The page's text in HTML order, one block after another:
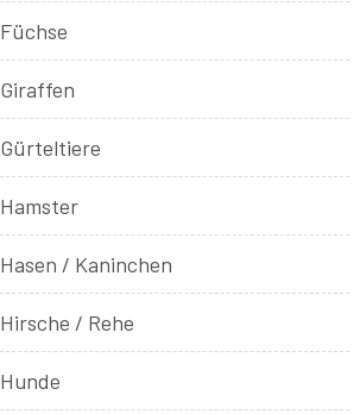
Füchse
Giraffen
Gürteltiere
Hamster
Hasen / Kaninchen
Hirsche / Rehe
Hunde